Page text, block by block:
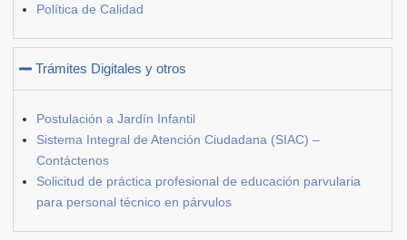
Política de Calidad
Trámites Digitales y otros
Postulación a Jardín Infantil
Sistema Integral de Atención Ciudadana (SIAC) –
Contáctenos
Solicitud de práctica profesional de educación parvularia
para personal técnico en párvulos